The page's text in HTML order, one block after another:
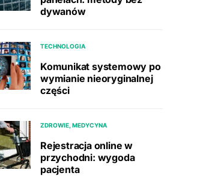
dywanów
TECHNOLOGIA
Komunikat systemowy po
wymianie nieoryginalnej
części
ZDROWIE, MEDYCYNA
Rejestracja online w
przychodni: wygoda
pacjenta